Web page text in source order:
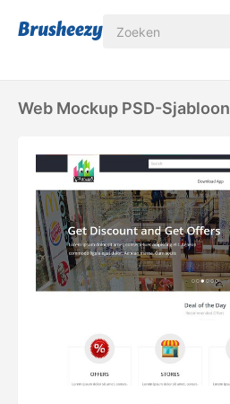
Web Mockup PSD-Sjabloon